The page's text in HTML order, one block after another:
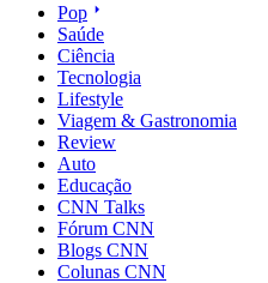
Pop
Saúde
Ciência
Tecnologia
Lifestyle
Viagem & Gastronomia
Review
Auto
Educação
CNN Talks
Fórum CNN
Blogs CNN
Colunas CNN